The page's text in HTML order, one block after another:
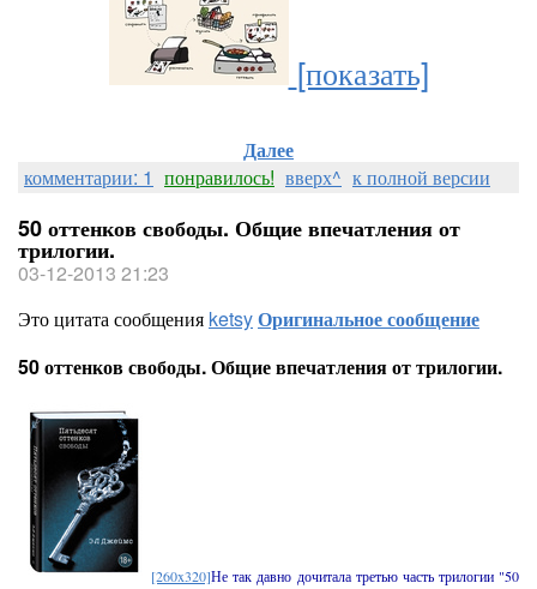
[показать]
Далее
комментарии: 1 понравилось! вверх^ к полной версии
50 оттенков свободы. Общие впечатления от
трилогии.
03-12-2013 21:23
Это цитата сообщения ketsyОригинальное сообщение
50 оттенков свободы. Общие впечатления от трилогии.
[260x320]Не так давно дочитала третью часть трилогии "50